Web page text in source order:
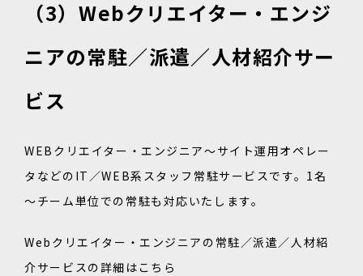
（3）Webクリエイター・エンジ
ニアの常駐／派遣／人材紹介サー
ビス
WEBクリエイター・エンジニア～サイト運用オペレー
タなどのIT／WEB系スタッフ常駐サービスです。1名
～チーム単位での常駐も対応いたします。
Webクリエイター・エンジニアの常駐／派遣／人材紹
介サービスの詳細はこちら